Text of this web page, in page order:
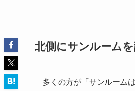
北側にサンルーム
多くの方が「サンルーム